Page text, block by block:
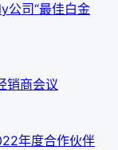
公司“最佳白金
销商会议
年度合作伙伴